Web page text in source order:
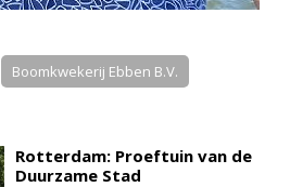
Boomkwekerij Ebben B.V.
Rotterdam: Proeftuin van de
Duurzame Stad